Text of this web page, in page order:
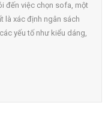
đến việc chọn sofa, một
là xác định ngân sách
yếu tố như kiểu dáng,